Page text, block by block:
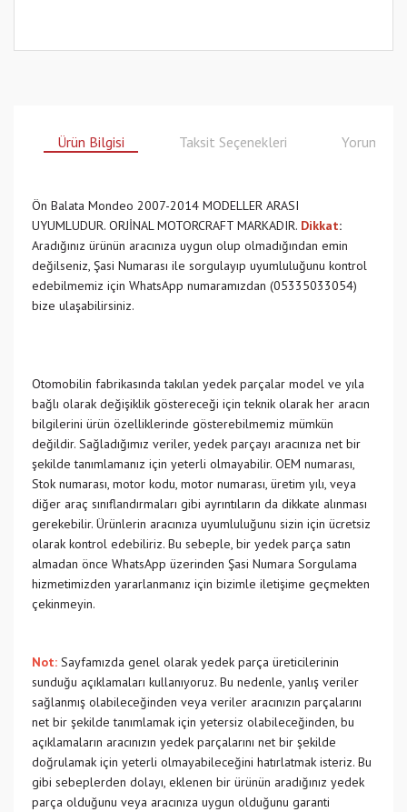
Ürün Bilgisi Taksit Seçenekleri Yorumlar
Ön Balata Mondeo 2007-2014 MODELLER ARASI
UYUMLUDUR. ORJİNAL MOTORCRAFT MARKADIR. Dikkat:
Aradığınız ürünün aracınıza uygun olup olmadığından emin
değilseniz, Şasi Numarası ile sorgulayıp uyumluluğunu kontrol
edebilmemiz için WhatsApp numaramızdan (05335033054)
bize ulaşabilirsiniz.
Otomobilin fabrikasında takılan yedek parçalar model ve yıla
bağlı olarak değişiklik göstereceği için teknik olarak her aracın
bilgilerini ürün özelliklerinde gösterebilmemiz mümkün
değildir. Sağladığımız veriler, yedek parçayı aracınıza net bir
şekilde tanımlamanız için yeterli olmayabilir. OEM numarası,
Stok numarası, motor kodu, motor numarası, üretim yılı, veya
diğer araç sınıflandırmaları gibi ayrıntıların da dikkate alınması
gerekebilir. Ürünlerin aracınıza uyumluluğunu sizin için ücretsiz
olarak kontrol edebiliriz. Bu sebeple, bir yedek parça satın
almadan önce WhatsApp üzerinden Şasi Numara Sorgulama
hizmetimizden yararlanmanız için bizimle iletişime geçmekten
çekinmeyin.
Not: Sayfamızda genel olarak yedek parça üreticilerinin
sunduğu açıklamaları kullanıyoruz. Bu nedenle, yanlış veriler
sağlanmış olabileceğinden veya veriler aracınızın parçalarını
net bir şekilde tanımlamak için yetersiz olabileceğinden, bu
açıklamaların aracınızın yedek parçalarını net bir şekilde
doğrulamak için yeterli olmayabileceğini hatırlatmak isteriz. Bu
gibi sebeplerden dolayı, eklenen bir ürünün aradığınız yedek
parça olduğunu veya aracınıza uygun olduğunu garanti